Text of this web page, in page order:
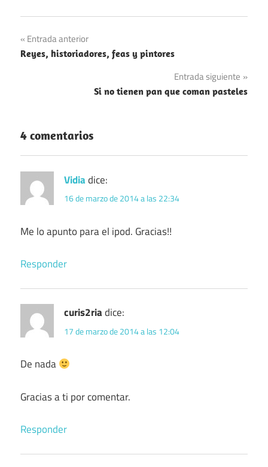
Navegación
de
Entrada anterior
Reyes, historiadores, feas y pintores
Entrada siguiente
Si no tienen pan que coman pasteles
4 comentarios
Vidiadice:
16 de marzo de 2014 a las 22:34
Me lo apunto para el ipod. Gracias!!
Responder
curis2riadice:
17 de marzo de 2014 a las 12:04
De nada
Gracias a ti por comentar.
Responder